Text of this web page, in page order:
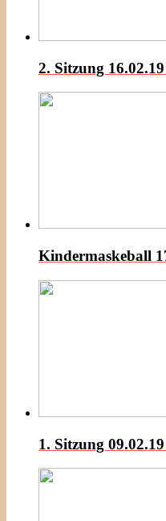
2. Sitzung 16.02.19
Kindermaskeball
1. Sitzung 09.02.19